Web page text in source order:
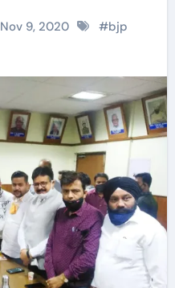
Nov 9, 2020 #bjp